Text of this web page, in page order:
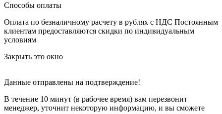
Способы оплаты
Оплата по безналичному расчету в рублях с НДС Постоянным
клиентам предоставляются скидки по индивидуальным
условиям
Закрыть это окно
Данные отправлены на подтверждение!
В течение 10 минут (в рабочее время) вам перезвонит
менеджер, уточнит некоторую информацию, и вы сможете